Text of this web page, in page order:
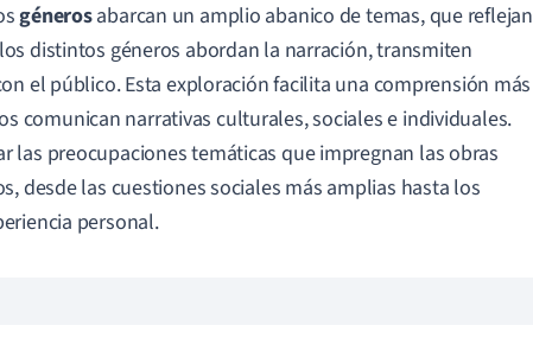
génerosabarcan un amplio abanico de temas, que reflejan
distintos géneros abordan la narración, transmiten
el público. Esta exploración facilita una comprensión más
comunican narrativas culturales, sociales e individuales.
las preocupaciones temáticas que impregnan las obras
desde las cuestiones sociales más amplias hasta los
personal.